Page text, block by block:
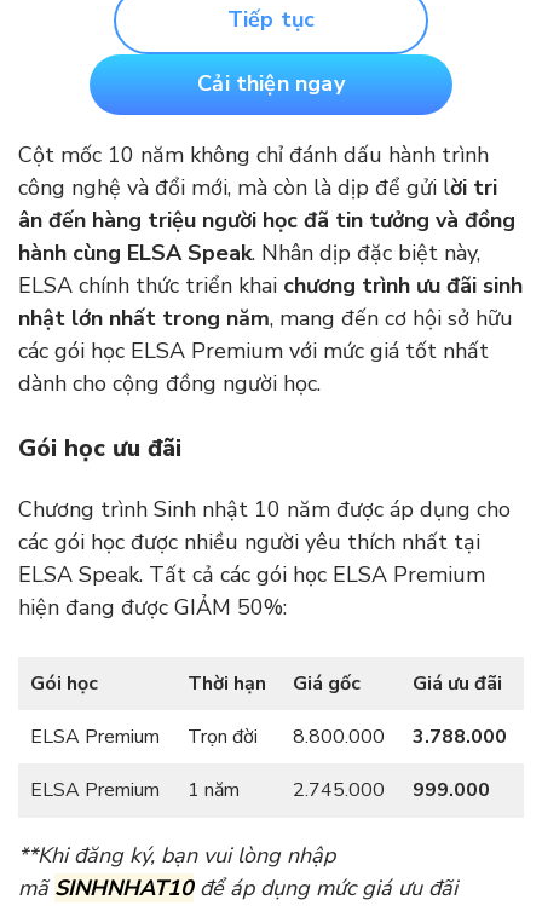
Tiếp tục
Cải thiện ngay
Cột mốc 10 năm không chỉ đánh dấu hành trình
công nghệ và đổi mới, mà còn là dịp để gửi lời tri
ân đến hàng triệu người học đã tin tưởng và đồng
hành cùng ELSA Speak. Nhân dịp đặc biệt này,
ELSA chính thức triển khai chương trình ưu đãi sinh
nhật lớn nhất trong năm, mang đến cơ hội sở hữu
các gói học ELSA Premium với mức giá tốt nhất
dành cho cộng đồng người học.
Gói học ưu đãi
Chương trình Sinh nhật 10 năm được áp dụng cho
các gói học được nhiều người yêu thích nhất tại
ELSA Speak. Tất cả các gói học ELSA Premium
hiện đang được GIẢM 50%:
Gói học Thời hạn Giá gốc
Giá ưu đãi
ELSA Premium
Trọn đời 8.800.000
3.788.000
ELSA Premium
1 năm 2.745.000 999.000
**Khi đăng ký, bạn vui lòng nhập
mãSINHNHAT10để áp dụng mức giá ưu đãi